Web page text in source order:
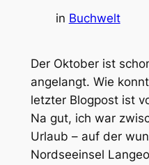
in Buchwelt
Der Oktober ist
angelangt. Wie
letzter Blogpost ist
Na gut, ich war
Urlaub – auf der
Nordseeinsel